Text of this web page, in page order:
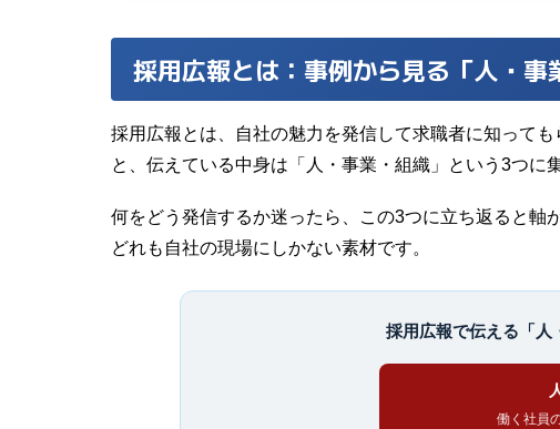
採用広報とは：事例から見る「人・事
採用広報とは、自社の魅力を発信して求職者に知って
と、伝えている中身は「人・事業・組織」という3つに
何をどう発信するか迷ったら、この3つに立ち返ると軸
どれも自社の現場にしかない素材です。
採用広報で伝える「人
働く社員